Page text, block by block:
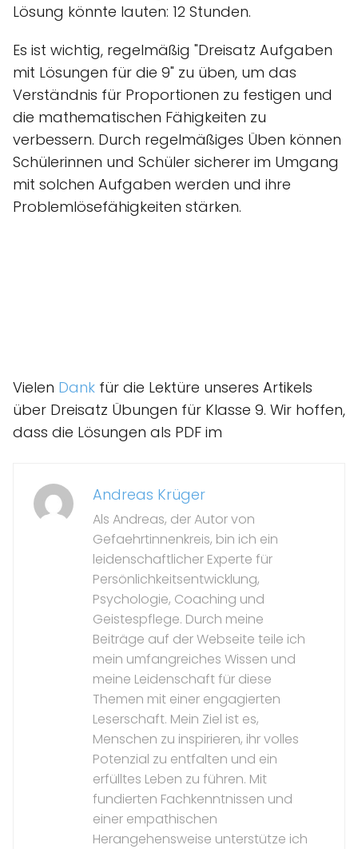
Lösung könnte lauten: 12 Stunden.
Es ist wichtig, regelmäßig "Dreisatz Aufgaben
mit Lösungen für die 9" zu üben, um das
Verständnis für Proportionen zu festigen und
die mathematischen Fähigkeiten zu
verbessern. Durch regelmäßiges Üben können
Schülerinnen und Schüler sicherer im Umgang
mit solchen Aufgaben werden und ihre
Problemlösefähigkeiten stärken.
Vielen Dank für die Lektüre unseres Artikels
über Dreisatz Übungen für Klasse 9. Wir hoffen,
dass die Lösungen als PDF im
Andreas Krüger
Als Andreas, der Autor von
Gefaehrtinnenkreis, bin ich ein
leidenschaftlicher Experte für
Persönlichkeitsentwicklung,
Psychologie, Coaching und
Geistespflege. Durch meine
Beiträge auf der Webseite teile ich
mein umfangreiches Wissen und
meine Leidenschaft für diese
Themen mit einer engagierten
Leserschaft. Mein Ziel ist es,
Menschen zu inspirieren, ihr volles
Potenzial zu entfalten und ein
erfülltes Leben zu führen. Mit
fundierten Fachkenntnissen und
einer empathischen
Herangehensweise unterstütze ich